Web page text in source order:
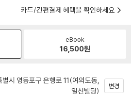
카드/간편결제 혜택을 확인하세요
eBook
16,500원
별시 영등포구 은행로 11(여의도동,
일신빌딩)
변경